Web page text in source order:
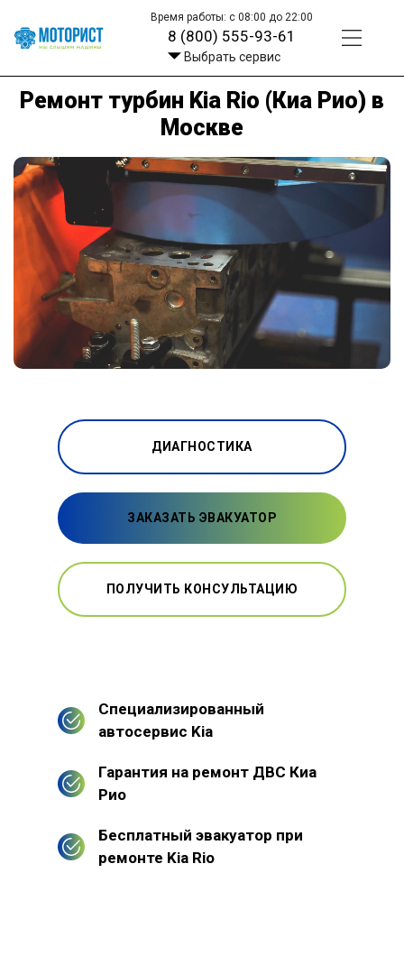
Время работы: с 08:00 до 22:00
8 (800) 555-93-61
Выбрать сервис
Ремонт турбин Kia Rio (Киа Рио) в
Москве
ДИАГНОСТИКА
ЗАКАЗАТЬ ЭВАКУАТОР
ПОЛУЧИТЬ КОНСУЛЬТАЦИЮ
Специализированный
автосервис Kia
Гарантия на ремонт ДВС Киа
Рио
Бесплатный эвакуатор при
ремонте Kia Rio